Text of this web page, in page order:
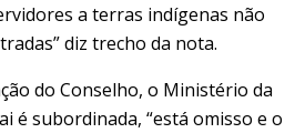
a terras indígenas não
diz trecho da nota.
do Conselho, o Ministério da
é subordinada, “está omisso e o